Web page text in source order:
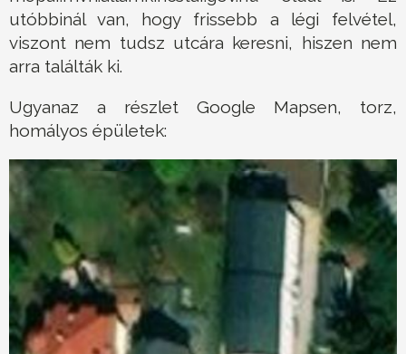
utóbbinál van, hogy frissebb a légi felvétel,
viszont nem tudsz utcára keresni, hiszen nem
arra találták ki.
Ugyanaz a részlet Google Mapsen, torz,
homályos épületek: